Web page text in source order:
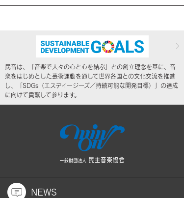
民音は、「音楽で人々の心と心を結ぶ」との創立理念を基に、音
楽をはじめとした芸術運動を通して世界各国との文化交流を推進
し、「SDGs（エスディージーズ／持続可能な開発目標）」の達成
に向けて貢献して参ります。
NEWS